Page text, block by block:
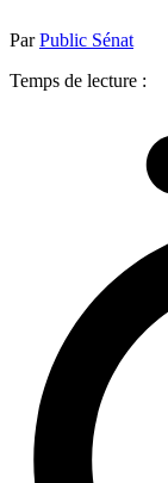
ParPublic Sénat
Temps de lecture :